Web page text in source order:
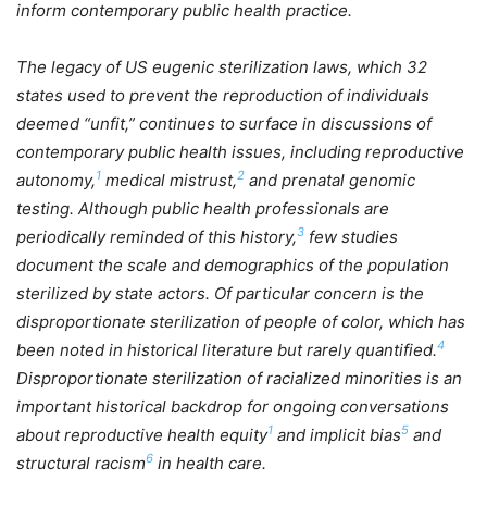
inform contemporary public health practice.
The legacy of US eugenic sterilization laws, which 32
states used to prevent the reproduction of individuals
deemed “unfit,” continues to surface in discussions of
contemporary public health issues, including reproductive
autonomy,1 medical mistrust,2 and prenatal genomic
testing. Although public health professionals are
periodically reminded of this history,3 few studies
document the scale and demographics of the population
sterilized by state actors. Of particular concern is the
disproportionate sterilization of people of color, which has
been noted in historical literature but rarely quantified.4
Disproportionate sterilization of racialized minorities is an
important historical backdrop for ongoing conversations
about reproductive health equity1 and implicit bias5 and
structural racism6 in health care.